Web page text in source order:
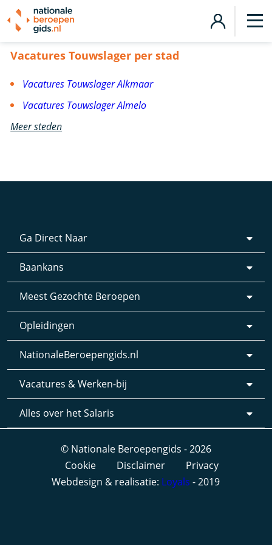
Vacatures Touwslager
Vacatures Touwslager per stad
Vacatures Touwslager Alkmaar
Vacatures Touwslager Almelo
Meer steden
Ga Direct Naar
Baankans
Meest Gezochte Beroepen
Opleidingen
NationaleBeroepengids.nl
Vacatures & Werken-bij
Alles over het Salaris
© Nationale Beroepengids - 2026
Cookie
Disclaimer
Privacy
Webdesign & realisatie: Loyals - 2019